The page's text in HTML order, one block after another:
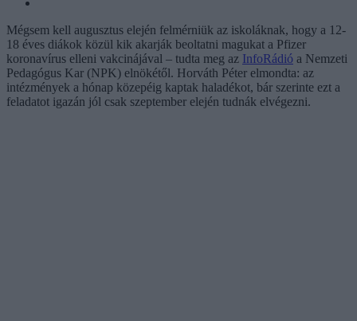
Mégsem kell augusztus elején felmérniük az iskoláknak, hogy a 12-
18 éves diákok közül kik akarják beoltatni magukat a Pfizer
koronavírus elleni vakcinájával – tudta meg az InfoRádió a Nemzeti
Pedagógus Kar (NPK) elnökétől. Horváth Péter elmondta: az
intézmények a hónap közepéig kaptak haladékot, bár szerinte ezt a
feladatot igazán jól csak szeptember elején tudnák elvégezni.